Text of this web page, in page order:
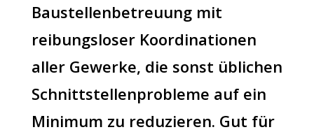
Baustellenbetreuung mit
reibungsloser Koordinationen
aller Gewerke, die sonst üblichen
Schnittstellenprobleme auf ein
Minimum zu reduzieren. Gut für